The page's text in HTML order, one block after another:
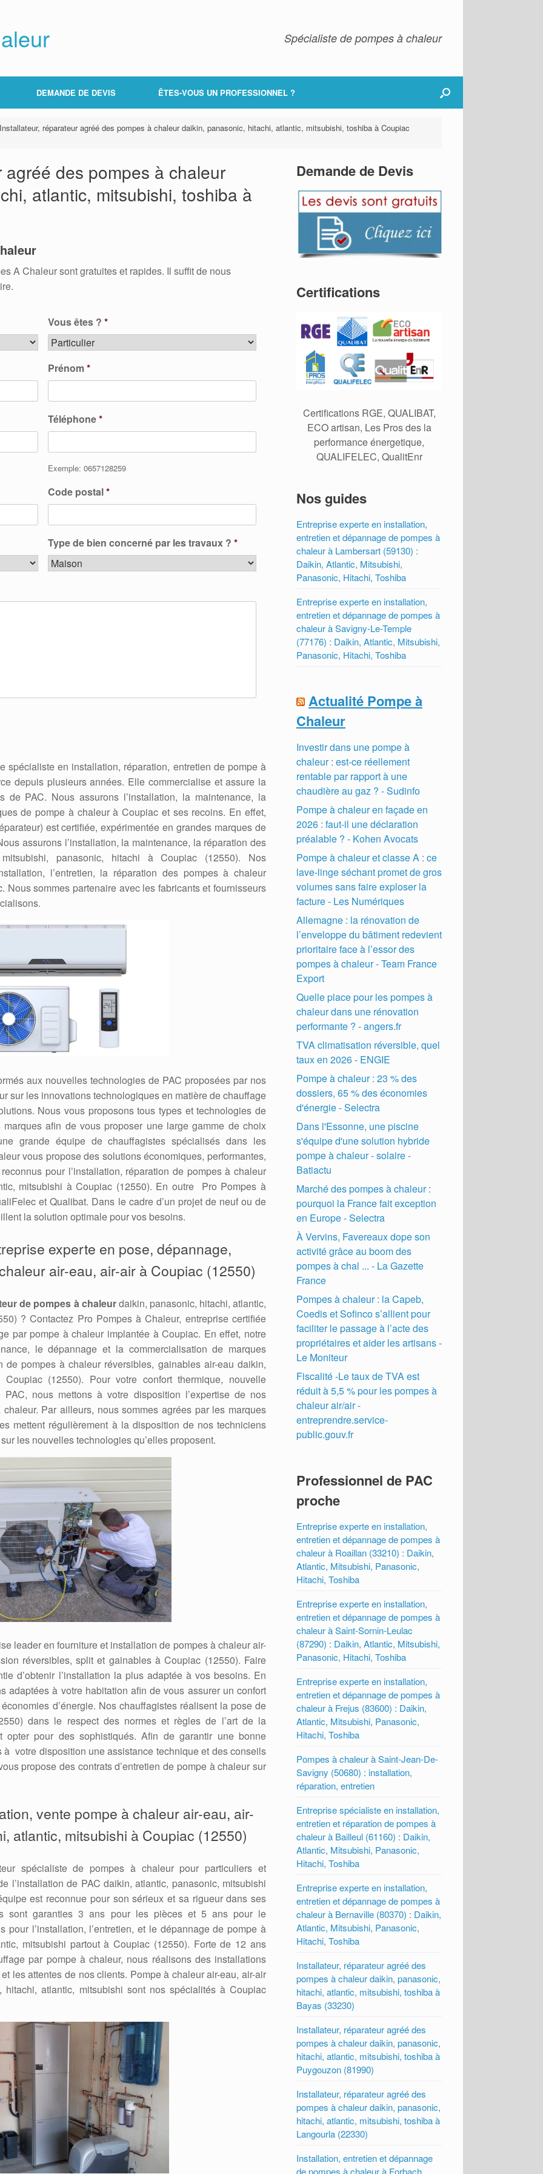
Spécialiste de pompes à chaleur
DEMANDE DE DEVIS ÊTES-VOUS UN PROFESSIONNEL ?
réparateur agréé des pompes à chaleur daikin, panasonic, hitachi, atlantic, mitsubishi, toshiba à Coupiac
des pompes à chaleur
atlantic, mitsubishi, toshiba à
A Chaleur sont gratuites et rapides. Il suffit de nous
Vous êtes ? *
Prénom*
Téléphone*
Exemple: 0657128259
Code postal*
Type de bien concerné par les travaux ? *
spécialiste en installation, réparation, entretien de pompe à
depuis plusieurs années. Elle commercialise et assure la
de PAC. Nous assurons l’installation, la maintenance, la
de pompe à chaleur à Coupiac et ses recoins. En effet,
est certifiée, expérimentée en grandes marques de
assurons l’installation, la maintenance, la réparation des
panasonic, hitachi à Coupiac (12550). Nos
l’entretien, la réparation des pompes à chaleur
Nous sommes partenaire avec les fabricants et fournisseurs
aux nouvelles technologies de PAC proposées par nos
sur les innovations technologiques en matière de chauffage
Nous vous proposons tous types et technologies de
afin de vous proposer une large gamme de choix
grande équipe de chauffagistes spécialisés dans les
vous propose des solutions économiques, performantes,
pour l’installation, réparation de pompes à chaleur
mitsubishi à Coupiac (12550). En outre Pro Pompes à
et Qualibat. Dans le cadre d’un projet de neuf ou de
la solution optimale pour vos besoins.
experte en pose, dépannage,
air-eau, air-air à Coupiac (12550)
de pompes à chaleurdaikin, panasonic, hitachi, atlantic,
? Contactez Pro Pompes à Chaleur, entreprise certifiée
par pompe à chaleur implantée à Coupiac. En effet, notre
le dépannage et la commercialisation de marques
de pompes à chaleur réversibles, gainables air-eau daikin,
(12550). Pour votre confort thermique, nouvelle
nous mettons à votre disposition l’expertise de nos
Par ailleurs, nous sommes agrées par les marques
mettent régulièrement à la disposition de nos techniciens
les nouvelles technologies qu’elles proposent.
leader en fourniture et installation de pompes à chaleur air-
réversibles, split et gainables à Coupiac (12550). Faire
d’obtenir l’installation la plus adaptée à vos besoins. En
adaptées à votre habitation afin de vous assurer un confort
d’énergie. Nos chauffagistes réalisent la pose de
dans le respect des normes et règles de l’art de la
opter pour des sophistiqués. Afin de garantir une bonne
votre disposition une assistance technique et des conseils
propose des contrats d’entretien de pompe à chaleur sur
vente pompe à chaleur air-eau, air-
atlantic, mitsubishi à Coupiac (12550)
spécialiste de pompes à chaleur pour particuliers et
l’installation de PAC daikin, atlantic, panasonic, mitsubishi
est reconnue pour son sérieux et sa rigueur dans ses
sont garanties 3 ans pour les pièces et 5 ans pour le
pour l’installation, l’entretien, et le dépannage de pompe à
mitsubishi partout à Coupiac (12550). Forte de 12 ans
par pompe à chaleur, nous réalisons des installations
les attentes de nos clients. Pompe à chaleur air-eau, air-air
atlantic, mitsubishi sont nos spécialités à Coupiac
Demande de Devis
Certifications
Certifications RGE, QUALIBAT,
ECO artisan, Les Pros des la
performance énergetique,
QUALIFELEC, QualitEnr
Nos guides
Entreprise experte en installation,
entretien et dépannage de pompes à
chaleur à Lambersart (59130) :
Daikin, Atlantic, Mitsubishi,
Panasonic, Hitachi, Toshiba
Entreprise experte en installation,
entretien et dépannage de pompes à
chaleur à Savigny-Le-Temple
(77176) : Daikin, Atlantic, Mitsubishi,
Panasonic, Hitachi, Toshiba
Actualité Pompe à
Chaleur
Investir dans une pompe à
chaleur : est-ce réellement
rentable par rapport à une
chaudière au gaz ? - Sudinfo
Pompe à chaleur en façade en
2026 : faut-il une déclaration
préalable ? - Kohen Avocats
Pompe à chaleur et classe A : ce
lave-linge séchant promet de gros
volumes sans faire exploser la
facture - Les Numériques
Allemagne : la rénovation de
l’enveloppe du bâtiment redevient
prioritaire face à l’essor des
pompes à chaleur - Team France
Export
Quelle place pour les pompes à
chaleur dans une rénovation
performante ? - angers.fr
TVA climatisation réversible, quel
taux en 2026 - ENGIE
Pompe à chaleur : 23 % des
dossiers, 65 % des économies
d'énergie - Selectra
Dans l'Essonne, une piscine
s'équipe d'une solution hybride
pompe à chaleur - solaire -
Batiactu
Marché des pompes à chaleur :
pourquoi la France fait exception
en Europe - Selectra
À Vervins, Favereaux dope son
activité grâce au boom des
pompes à chal ... - La Gazette
France
Pompes à chaleur : la Capeb,
Coedis et Sofinco s’allient pour
faciliter le passage à l’acte des
propriétaires et aider les artisans -
Le Moniteur
Fiscalité -Le taux de TVA est
réduit à 5,5 % pour les pompes à
chaleur air/air -
entreprendre.service-
public.gouv.fr
Professionnel de PAC
proche
Entreprise experte en installation,
entretien et dépannage de pompes à
chaleur à Roaillan (33210) : Daikin,
Atlantic, Mitsubishi, Panasonic,
Hitachi, Toshiba
Entreprise experte en installation,
entretien et dépannage de pompes à
chaleur à Saint-Sornin-Leulac
(87290) : Daikin, Atlantic, Mitsubishi,
Panasonic, Hitachi, Toshiba
Entreprise experte en installation,
entretien et dépannage de pompes à
chaleur à Frejus (83600) : Daikin,
Atlantic, Mitsubishi, Panasonic,
Hitachi, Toshiba
Pompes à chaleur à Saint-Jean-De-
Savigny (50680) : installation,
réparation, entretien
Entreprise spécialiste en installation,
entretien et réparation de pompes à
chaleur à Bailleul (61160) : Daikin,
Atlantic, Mitsubishi, Panasonic,
Hitachi, Toshiba
Entreprise experte en installation,
entretien et dépannage de pompes à
chaleur à Bernaville (80370) : Daikin,
Atlantic, Mitsubishi, Panasonic,
Hitachi, Toshiba
Installateur, réparateur agréé des
pompes à chaleur daikin, panasonic,
hitachi, atlantic, mitsubishi, toshiba à
Bayas (33230)
Installateur, réparateur agréé des
pompes à chaleur daikin, panasonic,
hitachi, atlantic, mitsubishi, toshiba à
Puygouzon (81990)
Installateur, réparateur agréé des
pompes à chaleur daikin, panasonic,
hitachi, atlantic, mitsubishi, toshiba à
Langourla (22330)
Installation, entretien et dépannage
de pompes à chaleur à Forbach